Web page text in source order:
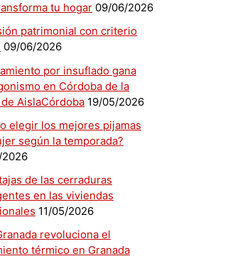
tu hogar 09/06/2026
patrimonial con criterio
09/06/2026
por insuflado gana
en Córdoba de la
AislaCórdoba 19/05/2026
elegir los mejores pijamas
según la temporada?
2026
de las cerraduras
en las viviendas
11/05/2026
revoluciona el
térmico en Granada